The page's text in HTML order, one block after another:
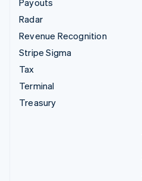
Radar
Revenue Recognition
Stripe Sigma
Tax
Terminal
Treasury